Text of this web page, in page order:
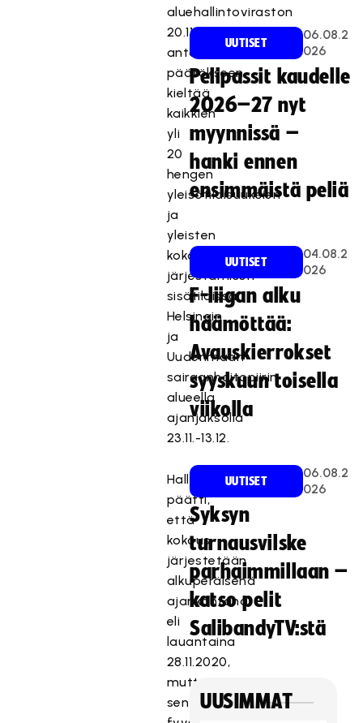
aluehallintoviraston
20.11.
antamaan
päätökseen
kieltää
kaikkien
yli
20
hengen
yleisötilaisuuksien
ja
yleisten
kokousten
järjestämisen
sisätiloissa
Helsingin
ja
Uudenmaan
sairaanhoitopiirin
alueella
ajanjaksolla
23.11.-13.12.
Hallitus
päätti,
että
kokous
järjestetään
alkuperäisenä
ajankohtana
eli
lauantaina
28.11.2020,
mutta
sen
UUTISET
06.08.2
026
Pelipassit kaudelle
2026–27 nyt
myynnissä –
hanki ennen
ensimmäistä peliä
UUTISET
04.08.2
026
F-liigan alku
häämöttää:
Avauskierrokset
syyskuun toisella
viikolla
UUTISET
06.08.2
026
Syksyn
turnausvilske
parhaimmillaan –
katso pelit
SalibandyTV:stä
UUSIMMAT